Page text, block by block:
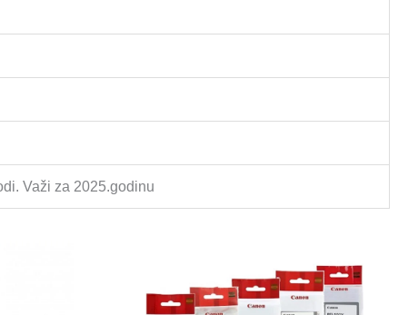
Važi za 2025.godinu